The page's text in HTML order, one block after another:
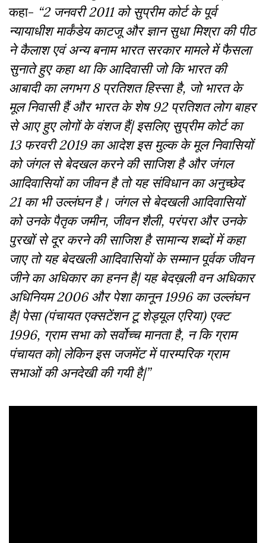
कहा- “2 जनवरी 2011 को सुप्रीम कोर्ट के पूर्व
न्यायाधीश मार्कंडेय काटजू और ज्ञान सुधा मिश्रा की पीठ
ने कैलाश एवं अन्य बनाम भारत सरकार मामले में फैसला
सुनाते हुए कहा था कि आदिवासी जो कि भारत की
आबादी का लगभग 8 प्रतिशत हिस्सा है, जो भारत के
मूल निवासी हैं और भारत के शेष 92 प्रतिशत लोग बाहर
से आए हुए लोगों के वंशज हैं| इसलिए सुप्रीम कोर्ट का
13 फरवरी 2019 का आदेश इस मुल्क के मूल निवासियों
को जंगल से बेदखल करने की साजिश है और जंगल
आदिवासियों का जीवन है तो यह संविधान का अनुच्छेद
21 का भी उल्लंघन है। जंगल से बेदखली आदिवासियों
को उनके पैतृक जमीन, जीवन शैली, परंपरा और उनके
पुरखों से दूर करने की साजिश है सामान्य शब्दों में कहा
जाए तो यह बेदखली आदिवासियों के सम्मान पूर्वक जीवन
जीने का अधिकार का हनन है| यह बेदख़ली वन अधिकार
अधिनियम 2006 और पेशा कानून 1996 का उल्लंघन
है| पेसा (पंचायत एक्सटेंशन टू शेड्यूल एरिया) एक्ट
1996, ग्राम सभा को सर्वोच्च मानता है, न कि ग्राम
पंचायत को| लेकिन इस जजमेंट में पारम्परिक ग्राम
सभाओं की अनदेखी की गयी है|”